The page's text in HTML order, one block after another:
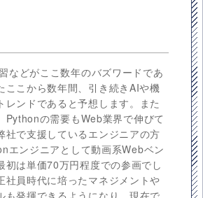
などがここ数年のバズワードであ
ここから数年間、引き続きAIや機
レンドであると予想します。また
Pythonの需要もWeb業界で伸びて
社で支援しているエンジニアの方
エンジニアとして動画系Webベン
初は単価70万円程度での参画でし
社員時代に培ったマネジメントや